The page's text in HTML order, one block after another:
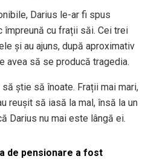
Darius le-ar fi spus
împreună cu frații săi. Cei trei
și au ajuns, după aproximativ
avea să se producă tragedia.
știe să înoate. Frații mai mari,
reușit să iasă la mal, însă la un
Darius nu mai este lângă ei.
de pensionare a fost